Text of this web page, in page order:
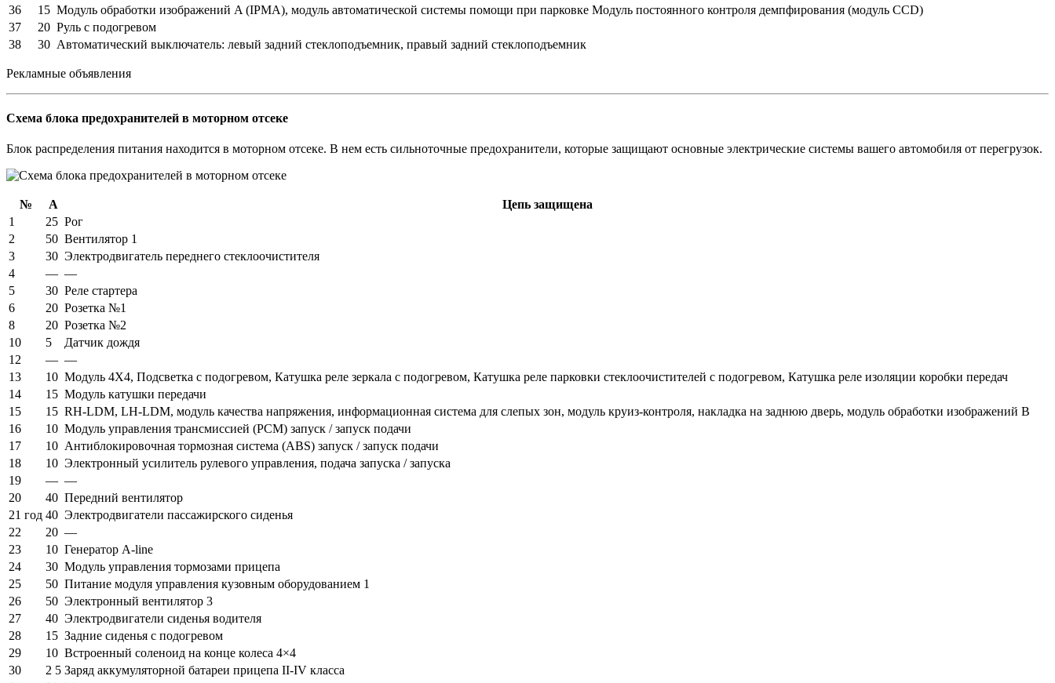
36
15 Модуль обработки изображений A (IPMA), модуль автоматической системы помощи при парковке Модуль постоянного контроля демпфирования (модуль CCD)
37
20 Руль с подогревом
38
30 Автоматический выключатель: левый задний стеклоподъемник, правый задний стеклоподъемник
Рекламные объявления
Схема блока предохранителей в моторном отсеке
Блок распределения питания находится в моторном отсеке. В нем есть сильноточные предохранители, которые защищают основные электрические системы вашего автомобиля от перегрузок.
№ А
Цепь защищена
1
25 Рог
2
50 Вентилятор 1
3
30 Электродвигатель переднего стеклоочистителя
4
— —
5
30 Реле стартера
6
20 Розетка №1
8
20 Розетка №2
10
5
Датчик дождя
12
— —
13
10 Модуль 4X4, Подсветка с подогревом, Катушка реле зеркала с подогревом, Катушка реле парковки стеклоочистителей с подогревом, Катушка реле изоляции коробки передач
14
15 Модуль катушки передачи
15
15 RH-LDM, LH-LDM, модуль качества напряжения, информационная система для слепых зон, модуль круиз-контроля, накладка на заднюю дверь, модуль обработки изображений B
16
10 Модуль управления трансмиссией (PCM) запуск / запуск подачи
17
10 Антиблокировочная тормозная система (ABS) запуск / запуск подачи
18
10 Электронный усилитель рулевого управления, подача запуска / запуска
19
— —
20
40 Передний вентилятор
21 год 40 Электродвигатели пассажирского сиденья
22
20 —
23
10 Генератор A-line
24
30 Модуль управления тормозами прицепа
25
50 Питание модуля управления кузовным оборудованием 1
26
50 Электронный вентилятор 3
27
40 Электродвигатели сиденья водителя
28
15 Задние сиденья с подогревом
29
10 Встроенный соленоид на конце колеса 4×4
30
2 5 Заряд аккумуляторной батареи прицепа II-IV класса